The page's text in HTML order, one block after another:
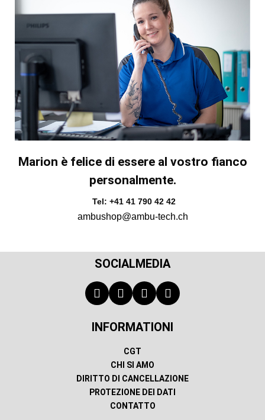
Marion è felice di essere al vostro fianco
personalmente.
Tel: +41 41 790 42 42
ambushop@ambu-tech.ch
SOCIALMEDIA
INFORMATIONI
CGT
CHI SI AMO
DIRITTO DI CANCELLAZIONE
PROTEZIONE DEI DATI
CONTATTO